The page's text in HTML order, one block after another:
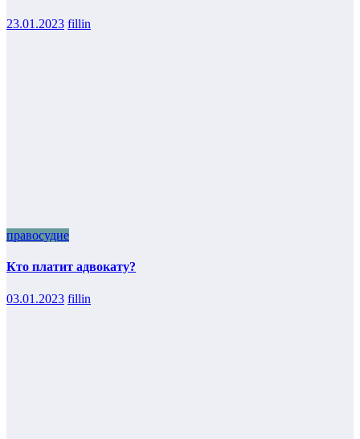
23.01.2023 fillin
правосудие
Кто платит адвокату?
03.01.2023 fillin